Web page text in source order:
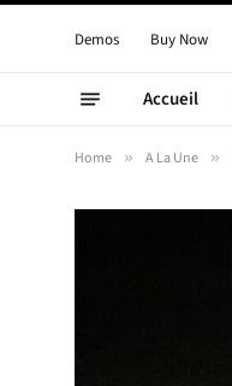
Demos Buy Now
Accueil
Home » A La Une »